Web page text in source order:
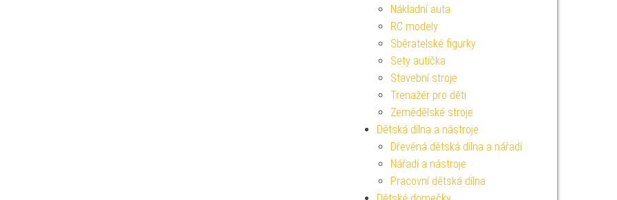
Nákladní auta
RC modely
Sběratelské figurky
Sety autíčka
Stavební stroje
Trenažér pro děti
Zemědělské stroje
Dětská dílna a nástroje
Dřevěná dětská dílna a nářadí
Nářadí a nástroje
Pracovní dětská dílna